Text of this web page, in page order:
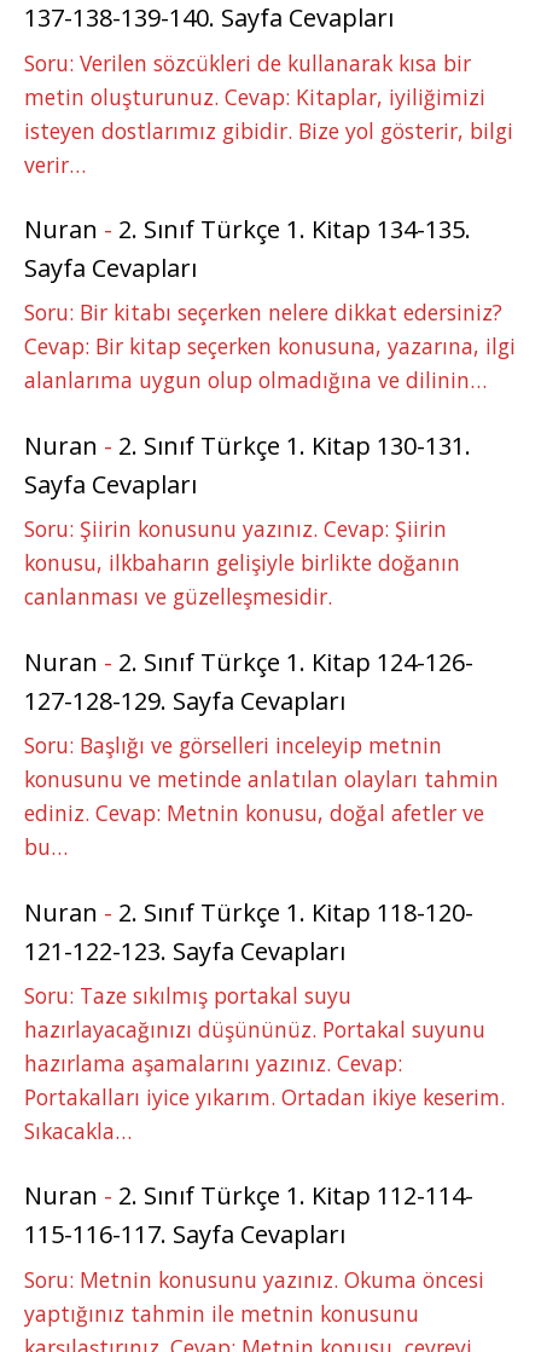
137-138-139-140. Sayfa Cevapları
Soru: Verilen sözcükleri de kullanarak kısa bir
metin oluşturunuz. Cevap: Kitaplar, iyiliğimizi
isteyen dostlarımız gibidir. Bize yol gösterir, bilgi
verir…
Nuran - 2. Sınıf Türkçe 1. Kitap 134-135.
Sayfa Cevapları
Soru: Bir kitabı seçerken nelere dikkat edersiniz?
Cevap: Bir kitap seçerken konusuna, yazarına, ilgi
alanlarıma uygun olup olmadığına ve dilinin…
Nuran - 2. Sınıf Türkçe 1. Kitap 130-131.
Sayfa Cevapları
Soru: Şiirin konusunu yazınız. Cevap: Şiirin
konusu, ilkbaharın gelişiyle birlikte doğanın
canlanması ve güzelleşmesidir.
Nuran - 2. Sınıf Türkçe 1. Kitap 124-126-
127-128-129. Sayfa Cevapları
Soru: Başlığı ve görselleri inceleyip metnin
konusunu ve metinde anlatılan olayları tahmin
ediniz. Cevap: Metnin konusu, doğal afetler ve
bu…
Nuran - 2. Sınıf Türkçe 1. Kitap 118-120-
121-122-123. Sayfa Cevapları
Soru: Taze sıkılmış portakal suyu
hazırlayacağınızı düşününüz. Portakal suyunu
hazırlama aşamalarını yazınız. Cevap:
Portakalları iyice yıkarım. Ortadan ikiye keserim.
Sıkacakla…
Nuran - 2. Sınıf Türkçe 1. Kitap 112-114-
115-116-117. Sayfa Cevapları
Soru: Metnin konusunu yazınız. Okuma öncesi
yaptığınız tahmin ile metnin konusunu